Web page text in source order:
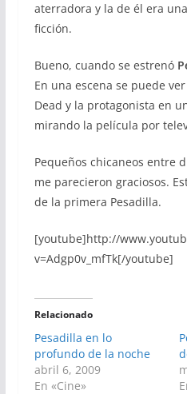
aterradora y la de él era
ficción.
Bueno, cuando se estrenó
En una escena se puede
Dead y la protagonista en
mirando la película por
Pequeños chicaneos entre
me parecieron graciosos.
de la primera Pesadilla.
[youtube]http://
v=Adgp0v_mfTk[/youtube]
Relacionado
Pesadilla en lo
profundo de la noche
abril 6, 2009
En «Cine»